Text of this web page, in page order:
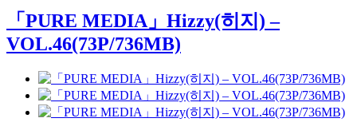
「PURE MEDIA」Hizzy(히지) –
VOL.46(73P/736MB)